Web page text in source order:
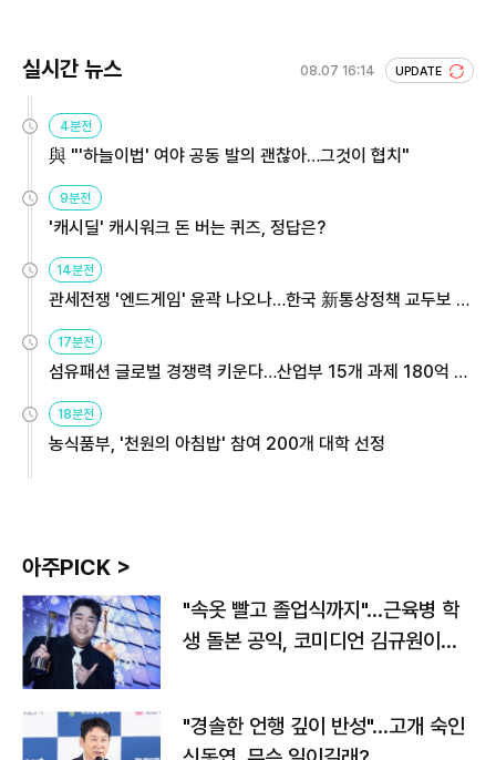
실시간 뉴스 08.07 16:14 UPDATE
4분전
與 "'하늘이법' 여야 공동 발의 괜찮아…그것이 협치"
9분전
'캐시딜' 캐시워크 돈 버는 퀴즈, 정답은?
14분전
관세전쟁 '엔드게임' 윤곽 나오나…한국 新통상정책 교두보 활
용해야
17분전
섬유패션 글로벌 경쟁력 키운다…산업부 15개 과제 180억 지
원
18분전
농식품부, '천원의 아침밥' 참여 200개 대학 선정
아주PICK >
"속옷 빨고 졸업식까지"…근육병 학
생 돌본 공익, 코미디언 김규원이었
"경솔한 언행 깊이 반성"…고개 숙인